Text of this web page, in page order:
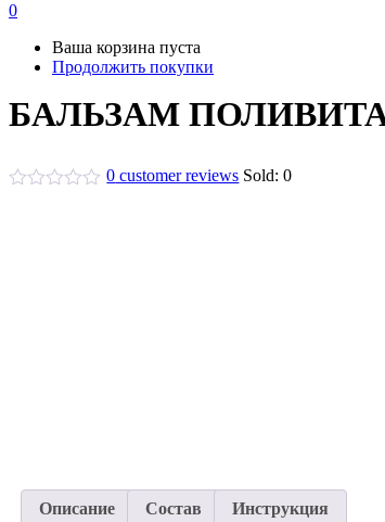
0
Ваша корзина пуста
Продолжить покупки
БАЛЬЗАМ
0 customer reviews Sold:0
Описание Состав Инструкция